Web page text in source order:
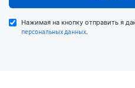
Нажимая на кнопку отправить я
персональных данных.